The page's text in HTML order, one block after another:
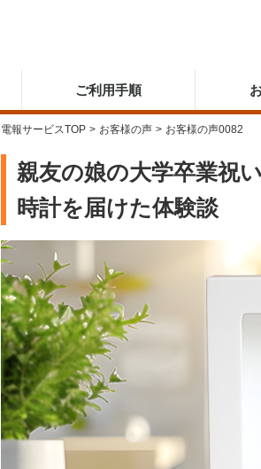
ご利用手順
電報サービスTOP > お客様の声 > お客様の声0082
親友の娘の大学卒業祝
時計を届けた体験談